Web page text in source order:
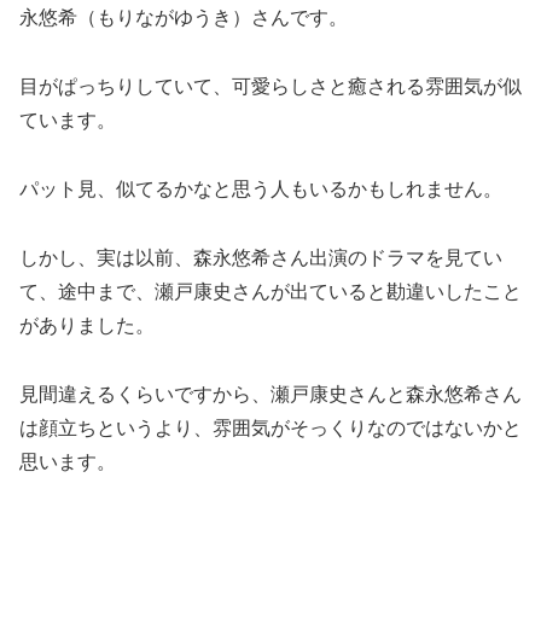
永悠希（もりながゆうき）さんです。
目がぱっちりしていて、可愛らしさと癒される雰囲気が似
ています。
パット見、似てるかなと思う人もいるかもしれません。
しかし、実は以前、森永悠希さん出演のドラマを見てい
て、途中まで、瀬戸康史さんが出ていると勘違いしたこと
がありました。
見間違えるくらいですから、瀬戸康史さんと森永悠希さん
は顔立ちというより、雰囲気がそっくりなのではないかと
思います。